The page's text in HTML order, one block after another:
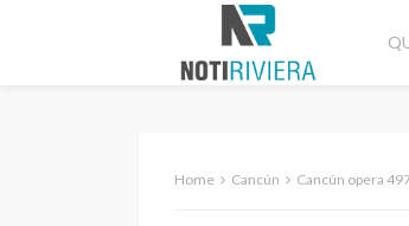
Home Cancún Cancún opera